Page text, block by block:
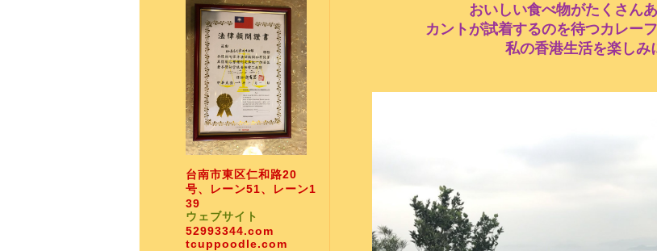
台南市東区仁和路20
号、レーン51、レーン1
39
ウェブサイト
52993344.com
tcuppoodle.com
おいしい食べ物がたくさん
カントが試着するのを待つカレー
私の香港生活を楽しみ